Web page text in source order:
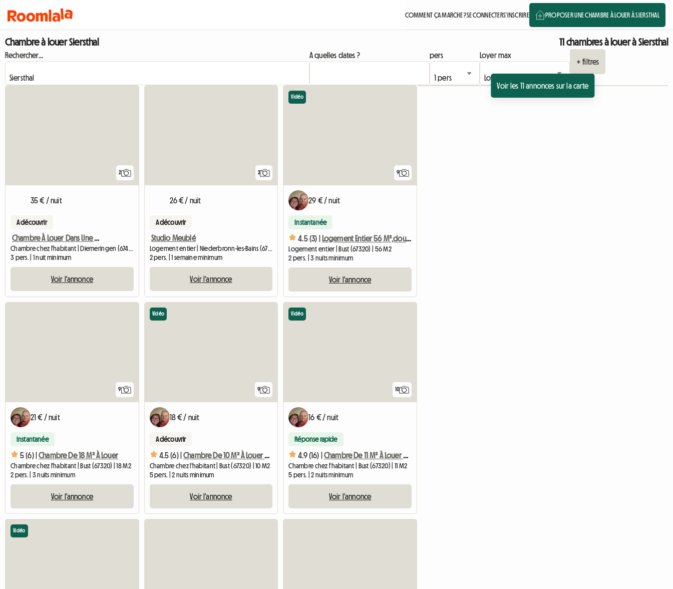
COMMENT ÇA MARCHE ?SE CONNECTERS'INSCRIRE PROPOSER UNE CHAMBRE À LOUER À SIERSTHAL
Chambre à louer Siersthal 11 chambres à louer à Siersthal
Rechercher... A quelles dates ? pers
Loyer max
+ filtres
Voir les 11 annonces sur la carte
2
35 € / nuit
A découvrir
Chambre À Louer Dans Une Maison
Chambre chez l'habitant | Diemeringen (67430)
3 pers. | 1 nuit minimum
Voir l'annonce
2
26 € / nuit
A découvrir
Studio Meublé
Logement entier | Niederbronn-les-Bains (67110)
2 pers. | 1 semaine minimum
Voir l'annonce
9
Vidéo
29 € / nuit
Instantanée
4.5 (3) | Logement Entier 56 M²,douche Italienne Et Baignoire
Logement entier | Bust (67320) | 56 M2
2 pers. | 3 nuits minimum
Voir l'annonce
9
21 € / nuit
Instantanée
5 (6) | Chambre De 18 M² À Louer
Chambre chez l'habitant | Bust (67320) | 18 M2
2 pers. | 3 nuits minimum
Voir l'annonce
9
Vidéo
18 € / nuit
A découvrir
4.5 (6) | Chambre De 10 M² À Louer Dans Une Maison
Chambre chez l'habitant | Bust (67320) | 10 M2
5 pers. | 2 nuits minimum
Voir l'annonce
10
Vidéo
16 € / nuit
Réponse rapide
4.9 (16) | Chambre De 11 M² À Louer Chez L'habitant
Chambre chez l'habitant | Bust (67320) | 11 M2
5 pers. | 2 nuits minimum
Voir l'annonce
Vidéo